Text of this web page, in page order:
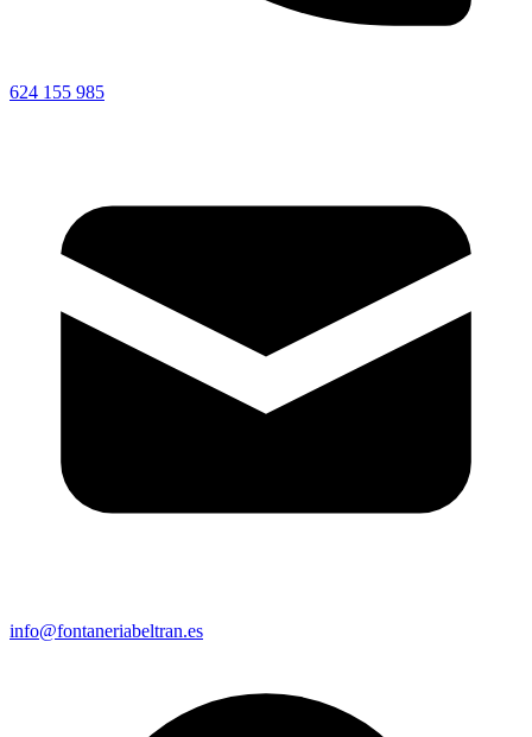
624 155 985
info@fontaneriabeltran.es